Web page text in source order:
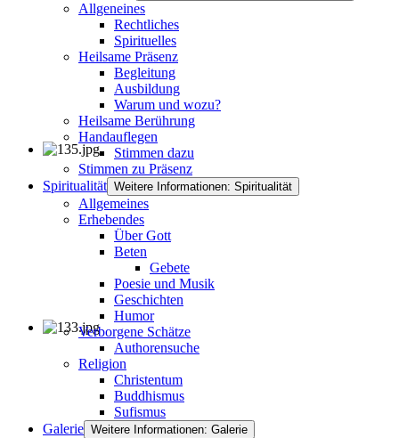
Allgeneines
Rechtliches
Spirituelles
Heilsame Präsenz
Begleitung
Ausbildung
Warum und wozu?
Heilsame Berührung
Handauflegen
Stimmen dazu
Stimmen zu Präsenz
Spiritualität Weitere Informationen: Spiritualität
Allgemeines
Erhebendes
Über Gott
Beten
Gebete
Poesie und Musik
Geschichten
Humor
Verborgene Schätze
Authorensuche
Religion
Christentum
Buddhismus
Sufismus
Galerie Weitere Informationen: Galerie